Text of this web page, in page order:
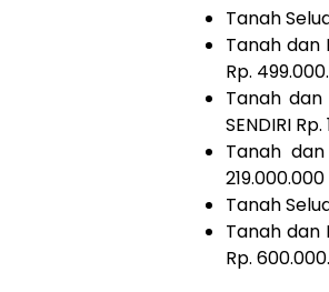
Tanah
Tanah dan
Rp.
Tanah dan
SENDIRI
Tanah dan
219.000.000
Tanah
Tanah dan
Rp.